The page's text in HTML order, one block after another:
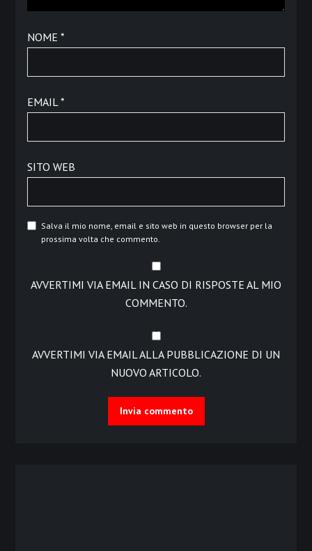
NOME *
EMAIL*
SITO WEB
Salva il mio nome, email e sito web in questo browser per la
prossima volta che commento.
AVVERTIMI VIA EMAIL IN CASO DI RISPOSTE AL MIO
COMMENTO.
AVVERTIMI VIA EMAIL ALLA PUBBLICAZIONE DI UN
NUOVO ARTICOLO.